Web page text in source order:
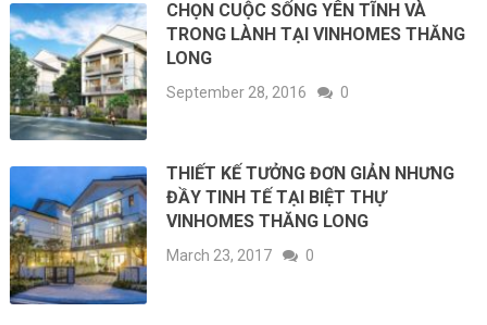
CHỌN CUỘC SỐNG YÊN TĨNH VÀ
TRONG LÀNH TẠI VINHOMES THĂNG
LONG
September 28, 2016 0
THIẾT KẾ TƯỞNG ĐƠN GIẢN NHƯNG
ĐẦY TINH TẾ TẠI BIỆT THỰ
VINHOMES THĂNG LONG
March 23, 2017 0